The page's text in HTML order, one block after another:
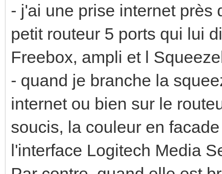
- j'ai une prise internet près
petit routeur 5 ports qui lui
Freebox, ampli et l
- quand je branche la
internet ou bien sur le
soucis, la couleur en
l'interface Logitech Media